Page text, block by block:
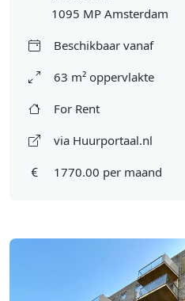
1095 MP Amsterdam
Beschikbaar vanaf
63 m² oppervlakte
For Rent
via Huurportaal.nl
1770.00 per maand